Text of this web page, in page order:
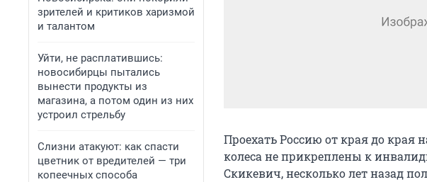
зрителей и критиков харизмой
и талантом
Уйти, не расплатившись:
новосибирцы пытались
вынести продукты из
магазина, а потом один из них
устроил стрельбу
Слизни атакуют: как спасти
цветник от вредителей — три
копеечных способа
Проехать Россию от края до края
колеса не прикреплены к
Скикевич, несколько лет назад